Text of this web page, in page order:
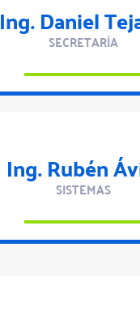
Ing. Daniel
SECRETARÍA
Ing. Rubén
SISTEMAS